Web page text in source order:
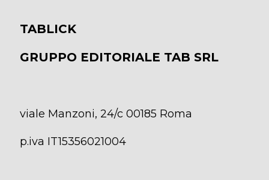
TABLICK
GRUPPO EDITORIALE TAB SRL
viale Manzoni, 24/c 00185 Roma
p.iva IT15356021004